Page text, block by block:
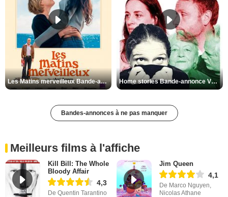
Les Matins merveilleux Bande-annonce VF Home stories Bande-annonce VO STFR
Bandes-annonces à ne pas manquer
Meilleurs films à l'affiche
Kill Bill: The Whole
Bloody Affair
4,3
De Quentin Tarantino
Jim Queen
4,1
De Marco Nguyen,
Nicolas Athane